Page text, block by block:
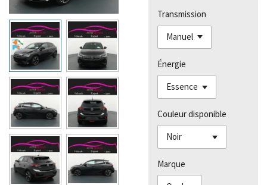
Transmission
Énergie
Couleur disponible
Marque